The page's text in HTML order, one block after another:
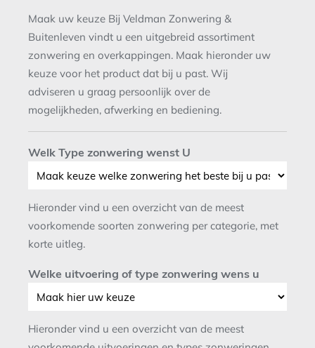
Maak uw keuze Bij Veldman Zonwering &
Buitenleven vindt u een uitgebreid assortiment
zonwering en overkappingen. Maak hieronder uw
keuze voor het product dat bij u past. Wij
adviseren u graag persoonlijk over de
mogelijkheden, afwerking en bediening.
Welk Type zonwering wenst U
Hieronder vind u een overzicht van de meest
voorkomende soorten zonwering per categorie, met
korte uitleg.
Welke uitvoering of type zonwering wens u
Hieronder vind u een overzicht van de meest